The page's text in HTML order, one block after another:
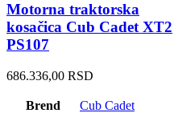
Motorna traktorska
kosačica Cub Cadet XT2
PS107
686.336,00 RSD
Brend Cub Cadet